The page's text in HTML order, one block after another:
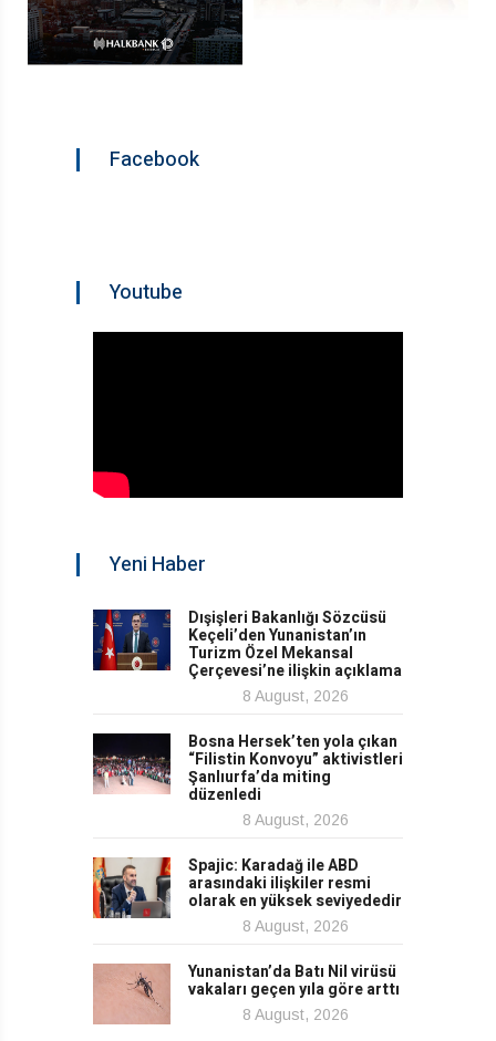
Facebook
Youtube
Yeni Haber
Dışişleri Bakanlığı Sözcüsü
Keçeli’den Yunanistan’ın
Turizm Özel Mekansal
Çerçevesi’ne ilişkin açıklama
8 August, 2026
Bosna Hersek’ten yola çıkan
“Filistin Konvoyu” aktivistleri
Şanlıurfa’da miting
düzenledi
8 August, 2026
Spajic: Karadağ ile ABD
arasındaki ilişkiler resmi
olarak en yüksek seviyededir
8 August, 2026
Yunanistan’da Batı Nil virüsü
vakaları geçen yıla göre arttı
8 August, 2026